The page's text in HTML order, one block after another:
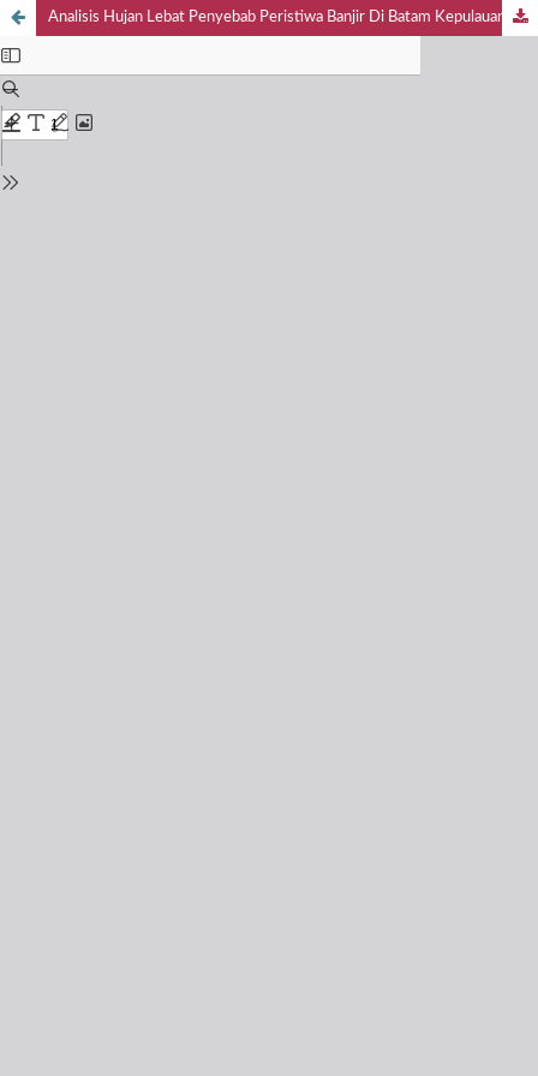
Analisis Hujan Lebat Penyebab Peristiwa Banjir Di Batam Kepulauan Riau (Studi Kasus: 30 November 2023)